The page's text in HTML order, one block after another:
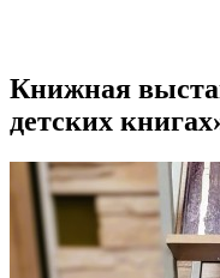
Книжная
детских